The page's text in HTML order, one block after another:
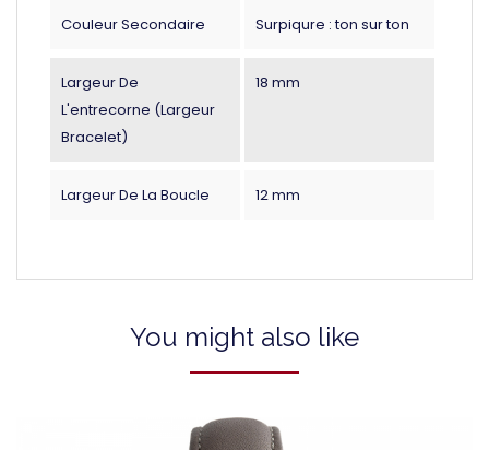
Couleur Secondaire Surpiqure : ton sur ton
Largeur De
L'entrecorne (largeur
Bracelet)
18 mm
Largeur De La Boucle 12 mm
You might also like